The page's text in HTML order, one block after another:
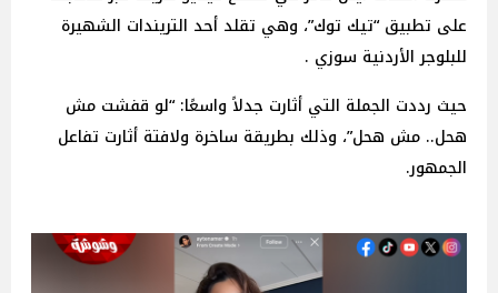
على تطبيق “تيك توك”، وهي تقلد أحد التريندات الشهيرة
للبلوجر الأردنية سوزي .
حيث رددت الجملة التي أثارت جدلاً واسعًا: “لو قفشت مش
هحل.. مش هحل”، وذلك بطريقة ساخرة ولافتة أثارت تفاعل
الجمهور.